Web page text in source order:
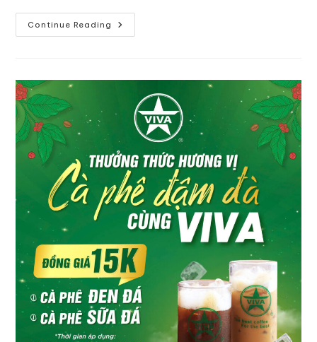
Continue Reading